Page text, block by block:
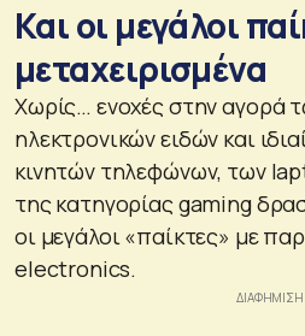
Και οι μεγάλοι
μεταχειρισμένα
Χωρίς… ενοχές στην αγορά
ηλεκτρονικών ειδών και
κινητών τηλεφώνων, των
της κατηγορίας gaming
οι μεγάλοι «παίκτες» με
electronics.